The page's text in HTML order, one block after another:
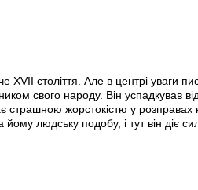
століття. Але в центрі уваги
свого народу. Він успадкував
жорстокістю у
людську подобу, і тут він діє